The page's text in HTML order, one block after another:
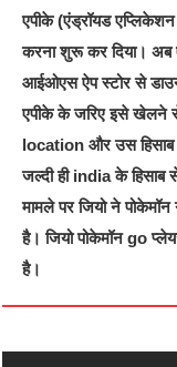
एपीके (एंड्रॉयड
करना शुरू कर दिया।
आईओएस ऐप स्टोर से
एपीके के जरिए इसे खेलने
location और उस
जल्दी ही india के हिसाब
मामले पर जियो ने पोकेमॉन
है। जियो पोकेमॉन go
है।